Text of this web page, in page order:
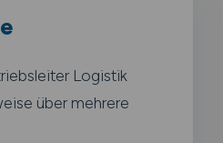
Logistik
über mehrere